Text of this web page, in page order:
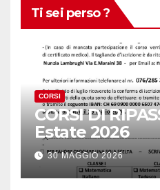
Ti sei perso ?
CORSI
CORSI DI
Estate 2026
30 MAGGIO 2026